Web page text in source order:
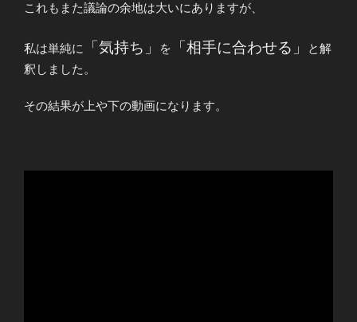
これもまた議論の余地は大いにありますが、
私は単純に 「気持ち」 を 「相手に合わせる」
と解
釈しました。
その結果が上や下の動画になります。